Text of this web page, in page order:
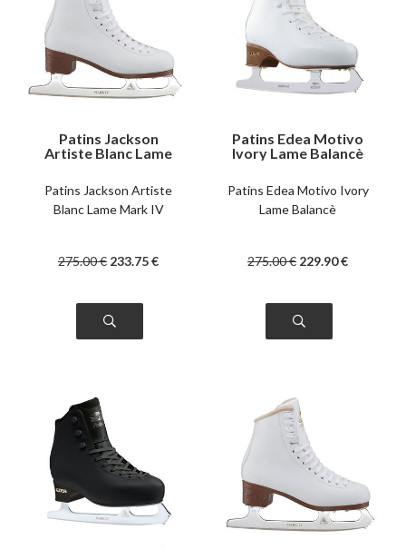
Patins Jackson
Artiste Blanc Lame
Patins Jackson Artiste
Blanc Lame Mark IV
275.00€ 233.75€
Patins Edea Motivo
Ivory Lame Balancè
Patins Edea Motivo Ivory
Lame Balancè
275.00€ 229.90€